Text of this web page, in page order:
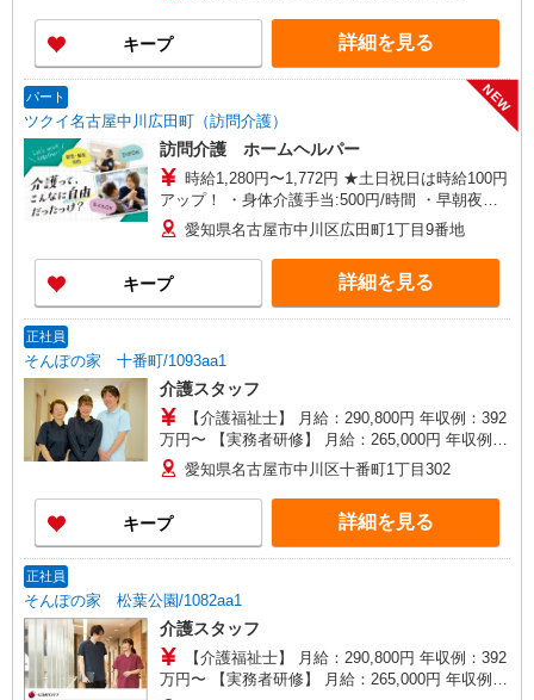
キープ 詳細を見る
パート
ツクイ名古屋中川広田町（訪問介護）
NEW
訪問介護 ホームヘルパー
時給1,280円〜1,772円 ★土日祝日は時給100円
アップ！ ・身体介護手当:500円/時間 ・早朝夜間
深夜手当:300円/時間 （18:00〜翌07:59の時間
帯） ・ICT手当:2,000円/月 ・深夜割増は別途支給
・ケア→ケアの移動時間も賃金（時給）を支給 ※
特定事業所加算手当:60円/時間含む ※給与幅は資
格・経験等による
愛知県名古屋市中川区広田町1丁目9番地
キープ 詳細を見る
正社員
そんぽの家 十番町/1093aa1
介護スタッフ
【介護福祉士】 月給：290,800円 年収例：392
万円〜 【実務者研修】 月給：265,000円 年収例：
360万円〜 【初任者研修・無資格】 月給：
249,300円 年収例：337万円〜 ※職務手当、働き
がい向上手当、日祝手当（月平均2回分）、夜勤手
当（月平均5回分）等、毎月平均的に支払われる手
当を含みます。 ※介護福祉士のみ、特別職務手当
分〜） ◎賞与 基本給2.08ヶ月分/年支給
愛知県名古屋市中川区十番町1丁目302
キープ 詳細を見る
正社員
そんぽの家 松葉公園/1082aa1
介護スタッフ
【介護福祉士】 月給：290,800円 年収例：392
万円〜 【実務者研修】 月給：265,000円 年収例：